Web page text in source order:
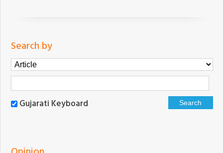
Search by
Gujarati Keyboard